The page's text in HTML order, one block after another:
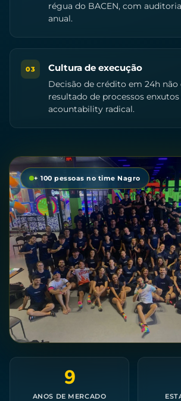
régua do BACEN, com
anual.
03 Cultura de execução
Decisão de crédito em 24h não
resultado de processos enxutos
acountability radical.
+ 100 pessoas no time Nagro
9
ANOS DE MERCADO